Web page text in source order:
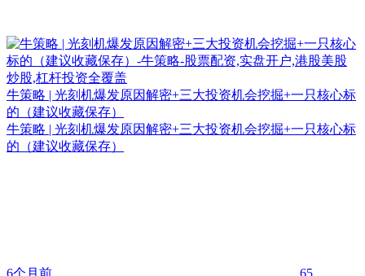
牛策略 | 光刻机爆发原因解密+三大投资机会挖掘+一只核心标
的（建议收藏保存）
牛策略 | 光刻机爆发原因解密+三大投资机会挖掘+一只核心标
的（建议收藏保存）
6个月前 65